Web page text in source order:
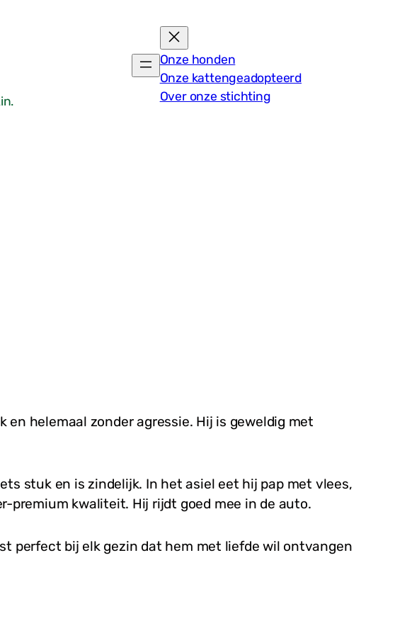
Onze honden
Onze kattengeadopteerd
Over onze stichting
helemaal zonder agressie. Hij is geweldig met
stuk en is zindelijk. In het asiel eet hij pap met vlees,
premium kwaliteit. Hij rijdt goed mee in de auto.
perfect bij elk gezin dat hem met liefde wil ontvangen